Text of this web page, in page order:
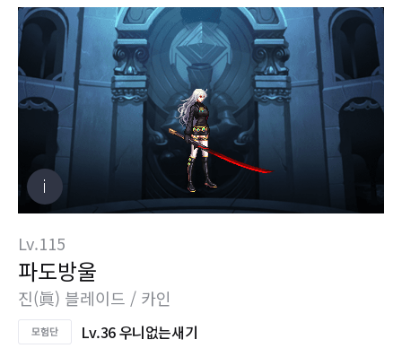
Lv.115
파도방울
진(眞) 블레이드 / 카인
Lv.36 우니없는새기